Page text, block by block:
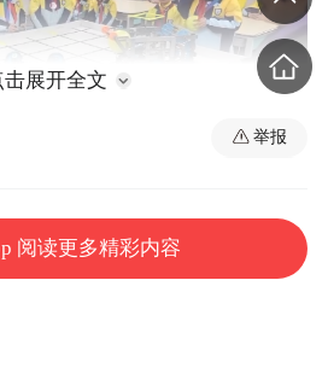
生们围在工作台前分组合
成比赛。随后，老师对机
击展开全文
举报
阅读更多精彩内容